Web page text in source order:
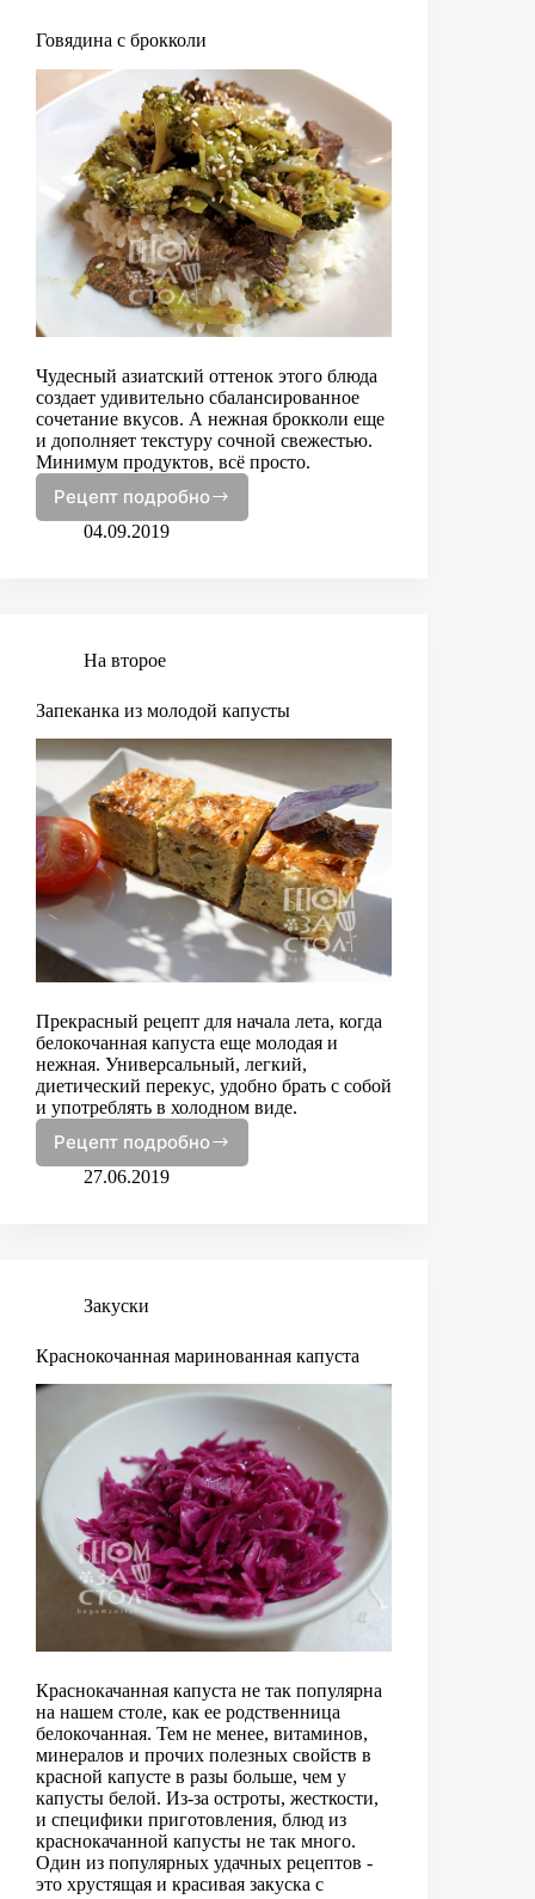
Говядина с брокколи
Чудесный азиатский оттенок этого блюда
создает удивительно сбалансированное
сочетание вкусов. А нежная брокколи еще
и дополняет текстуру сочной свежестью.
Минимум продуктов, всё просто.
Рецепт подробно
Говядина
с
04.09.2019
На второе
Запеканка из молодой капусты
Прекрасный рецепт для начала лета, когда
белокочанная капуста еще молодая и
нежная. Универсальный, легкий,
диетический перекус, удобно брать с собой
и употреблять в холодном виде.
Рецепт подробно
Запеканка
из
27.06.2019
Закуски
Краснокочанная маринованная капуста
Краснокачанная капуста не так популярна
на нашем столе, как ее родственница
белокочанная. Тем не менее, витаминов,
минералов и прочих полезных свойств в
красной капусте в разы больше, чем у
капусты белой. Из-за остроты, жесткости,
и специфики приготовления, блюд из
краснокачанной капусты не так много.
Один из популярных удачных рецептов -
это хрустящая и красивая закуска с